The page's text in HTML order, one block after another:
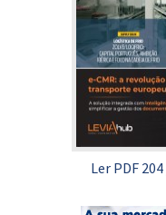
Ler PDF 204